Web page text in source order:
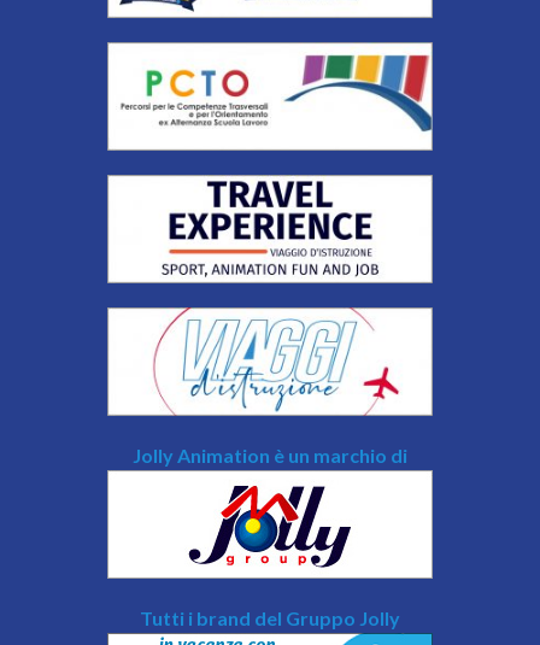
Jolly Animation è un marchio di
Tutti i brand del Gruppo Jolly